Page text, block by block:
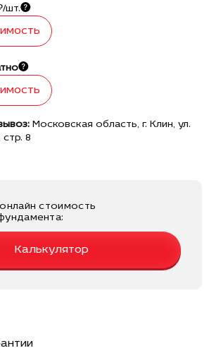
шт.
Московская область, г. Клин, ул.
8
стоимость
Калькулятор